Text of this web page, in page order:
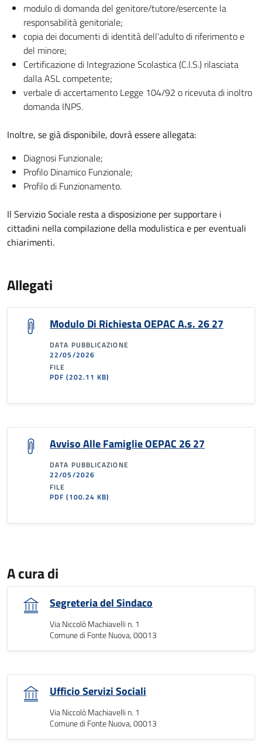
modulo di domanda del genitore/tutore/esercente la
responsabilità genitoriale;
copia dei documenti di identità dell’adulto di riferimento e
del minore;
Certificazione di Integrazione Scolastica (C.I.S.) rilasciata
dalla ASL competente;
verbale di accertamento Legge 104/92 o ricevuta di inoltro
domanda INPS.
Inoltre, se già disponibile, dovrà essere allegata:
Diagnosi Funzionale;
Profilo Dinamico Funzionale;
Profilo di Funzionamento.
Il Servizio Sociale resta a disposizione per supportare i
cittadini nella compilazione della modulistica e per eventuali
chiarimenti.
Allegati
Modulo Di Richiesta OEPAC A.s. 26 27
DATA PUBBLICAZIONE
22/05/2026
FILE
PDF(202.11 KB)
Avviso Alle Famiglie OEPAC 26 27
DATA PUBBLICAZIONE
22/05/2026
FILE
PDF(100.24 KB)
A cura di
Segreteria del Sindaco
Via Niccolò Machiavelli n. 1
Comune di Fonte Nuova, 00013
Ufficio Servizi Sociali
Via Niccolò Machiavelli n. 1
Comune di Fonte Nuova, 00013